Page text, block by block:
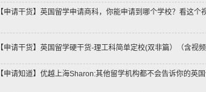
【申请干货】英国留学申请商科，你能申请到哪个学校？看这个
【申请干货】英国留学硬干货-理工科简单定校(双非篇）（含视频
【申请知道】优越上海Sharon:其他留学机构都不会告诉你的英